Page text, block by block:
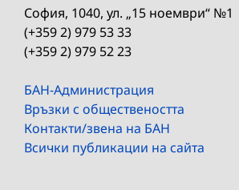
София, 1040, ул. „15 ноември“ №1
(+359 2) 979 53 33
(+359 2) 979 52 23
БАН-Администрация
Връзки с обществеността
Контакти/звена на БАН
Всички публикации на сайта